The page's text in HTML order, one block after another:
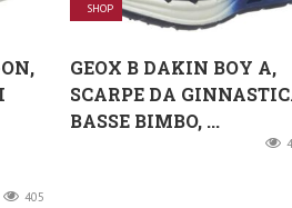
405
SHOP
GEOX B DAKIN BOY A,
SCARPE DA
BASSE BIMBO, ...